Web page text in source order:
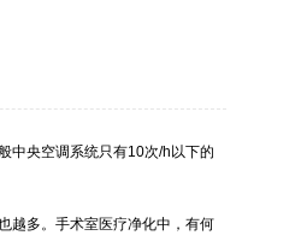
中央空调系统只有10次/h以下的
越多。手术室医疗净化中，有何